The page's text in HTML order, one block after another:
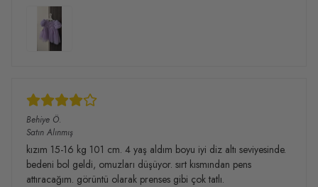
Behiye Ö.
Satın Alınmış
kızım 15-16 kg 101 cm. 4 yaş aldım boyu iyi diz altı seviyesinde.
bedeni bol geldi, omuzları düşüyor. sırt kısmından pens
attıracağım. görüntü olarak prenses gibi çok tatlı.